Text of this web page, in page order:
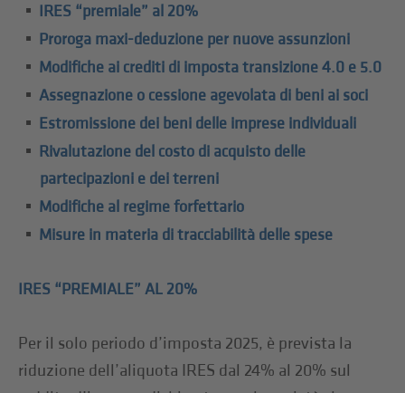
IRES “premiale” al 20%
Proroga maxi-deduzione per nuove assunzioni
Modifiche ai crediti di imposta transizione 4.0 e 5.0
Assegnazione o cessione agevolata di beni ai soci
Estromissione dei beni delle imprese individuali
Rivalutazione del costo di acquisto delle
partecipazioni e dei terreni
Modifiche al regime forfettario
Misure in materia di tracciabilità delle spese
IRES “PREMIALE” AL 20%
Per il solo periodo d’imposta 2025, è prevista la
riduzione dell’aliquota IRES dal 24% al 20% sul